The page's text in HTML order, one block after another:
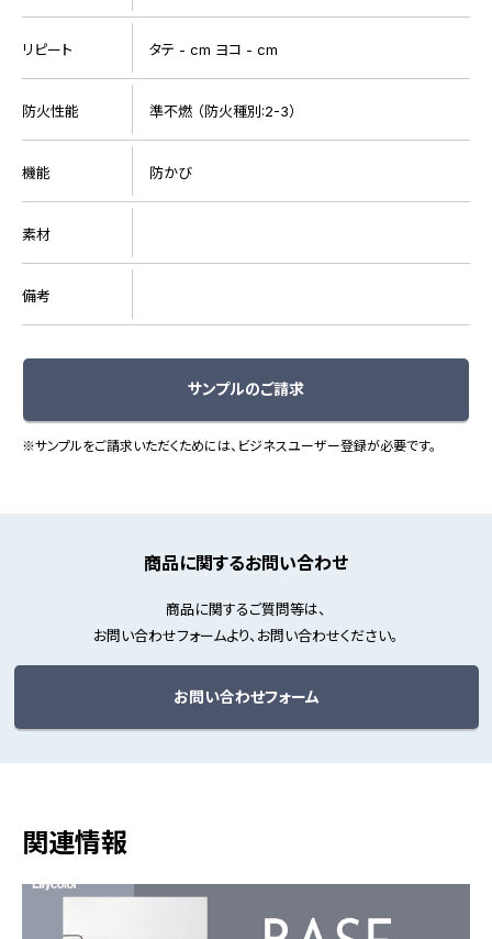
リピート タテ - cm ヨコ - cm
防火性能 準不燃 （防火種別:2-3）
機能 防かび
素材
備考
サンプルのご請求
※サンプルをご請求いただくためには、ビジネスユーザー登録が必要です。
商品に関するお問い合わせ
商品に関するご質問等は、
お問い合わせフォームより、お問い合わせください。
お問い合わせフォーム
関連情報